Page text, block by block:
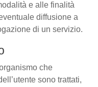
e alle finalità
diffusione a
di un servizio.
che
sono trattati,